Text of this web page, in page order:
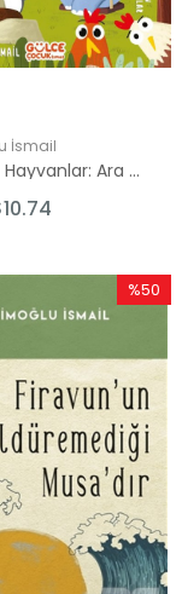
İsmail
Karadaki Hayvanlar: Ara Bul - Allah Ne Güzel Yaratmış?
%50